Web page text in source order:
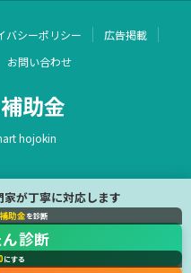
バシーポリシー
広告掲載
お問い合わせ
助金
hojokin
が丁寧に対応します
助金を診断
診断
にする